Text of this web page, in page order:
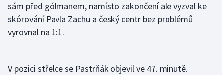
Parasport
Plavání
sám před gólmanem, namísto zakončení ale vyzval ke
skórování Pavla Zachu a český centr bez problémů
vyrovnal na 1:1.
V pozici střelce se Pastrňák objevil ve 47. minutě.